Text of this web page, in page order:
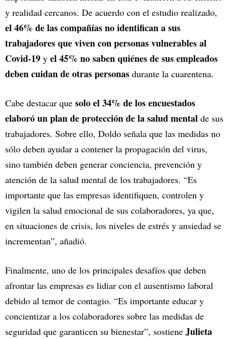
y realidad cercanos. De acuerdo con el estudio realizado,
el 46% de las compañías no identifican a sus
trabajadores que viven con personas vulnerables al
Covid-19 y el 45% no saben quiénes de sus empleados
deben cuidan de otras personas durante la cuarentena.
Cabe destacar que solo el 34% de los encuestados
elaboró un plan de protección de la salud mental de sus
trabajadores. Sobre ello, Doldo señala que las medidas no
sólo deben ayudar a contener la propagación del virus,
sino también deben generar conciencia, prevención y
atención de la salud mental de los trabajadores. “Es
importante que las empresas identifiquen, controlen y
vigilen la salud emocional de sus colaboradores, ya que,
en situaciones de crisis, los niveles de estrés y ansiedad se
incrementan”, añadió.
Finalmente, uno de los principales desafíos que deben
afrontar las empresas es lidiar con el ausentismo laboral
debido al temor de contagio. “Es importante educar y
concientizar a los colaboradores sobre las medidas de
seguridad que garanticen su bienestar”, sostiene Julieta